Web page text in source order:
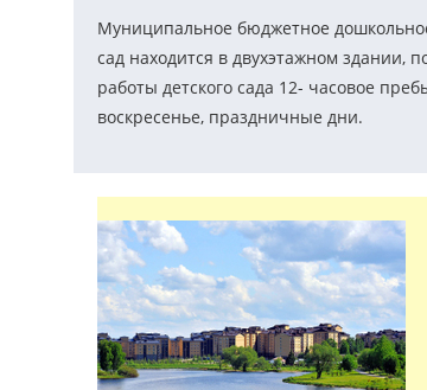
Муниципальное бюджетное
сад находится в двухэтажном здании,
работы детского сада 12- часовое
воскресенье, праздничные дни.